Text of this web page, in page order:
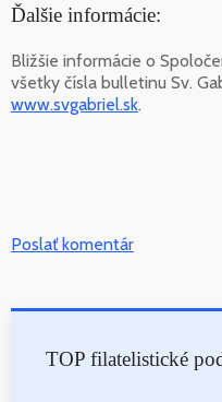
Ďalšie informácie:
Bližšie informácie o
všetky čísla bulletinu Sv.
www.svgabriel.sk.
Poslať komentár
TOP filatelistické